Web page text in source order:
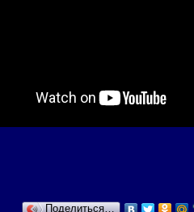
Поделиться…